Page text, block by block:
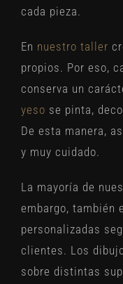
cada pieza.
En nuestro taller
propios. Por eso,
conserva un
yeso se pinta,
De esta manera,
y muy cuidado.
La mayoría de
embargo, también
personalizadas
clientes. Los
sobre distintas